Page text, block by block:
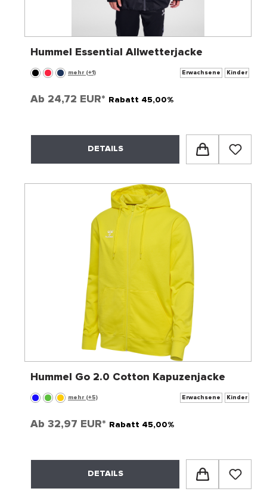
Hummel Essential Allwetterjacke
mehr (+1) Erwachsene Kinder
Ab 24,72 EUR* Rabatt 45,00%
DETAILS
Hummel Go 2.0 Cotton Kapuzenjacke
mehr (+5) Erwachsene Kinder
Ab 32,97 EUR* Rabatt 45,00%
DETAILS